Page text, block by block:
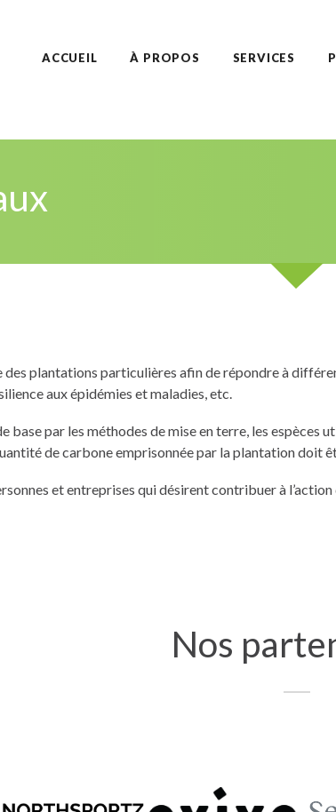
ACCUEIL À PROPOS SERVICES
des plantations particulières afin de répondre à
aux épidémies et maladies, etc.
par les méthodes de mise en terre, les espèces
de carbone emprisonnée par la plantation doit
et entreprises qui désirent contribuer à
Nos